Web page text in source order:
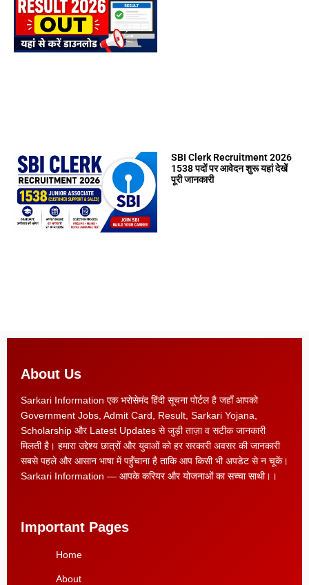
SBI Clerk Recruitment 2026
1538 पदों पर आवेदन शुरू यहां देखें
पूरी जानकारी
About Us
Sarkari Information एक भरोसेमंद हिंदी सूचना पोर्टल है जहाँ आपको
Government Jobs, Admit Card, Result, Sarkari Yojana,
Scholarship और Latest Updates से जुड़ी ताज़ा व सटीक जानकारी
मिलती है। हमारा उद्देश्य छात्रों और युवाओं को हर सरकारी अवसर की जानकारी
सबसे पहले और आसान भाषा में पहुँचाना है ताकि आप किसी भी अपडेट से न चूकें।
Sarkari Information — आपके करियर और योजनाओं का सच्चा साथी।।
Important Pages
Home
About